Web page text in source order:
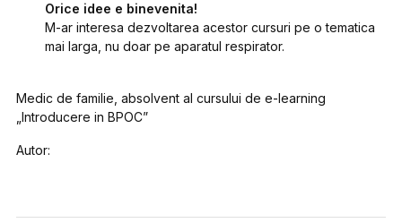
Orice idee e binevenita!
M-ar interesa dezvoltarea acestor cursuri pe o tematica
mai larga, nu doar pe aparatul respirator.
Medic de familie, absolvent al cursului de e-learning
„Introducere in BPOC”
Autor: